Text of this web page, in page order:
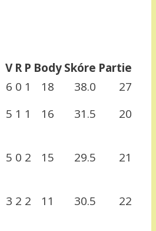
V R P BodySkóre Partie
6 0 1 18 38.0
27
5 1 1 16 31.5 20
5 0 2 15 29.5 21
3 2 2 11 30.5 22